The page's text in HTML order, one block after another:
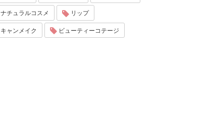
ナチュラルコスメ リップ
キャンメイク ビューティーコテージ